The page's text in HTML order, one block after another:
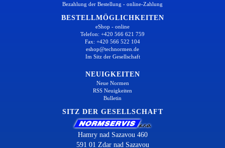
Bezahlung der Bestellung - online-Zahlung
BESTELLMÖGLICHKEITEN
eShop - online
Telefon: +420 566 621 759
Fax: +420 566 522 104
eshop@technormen.de
Im Sitz der Gesellschaft
NEUIGKEITEN
Neue Normen
RSS Neuigkeiten
Bulletin
SITZ DER GESELLSCHAFT
Hamry nad Sazavou 460
591 01 Zdar nad Sazavou